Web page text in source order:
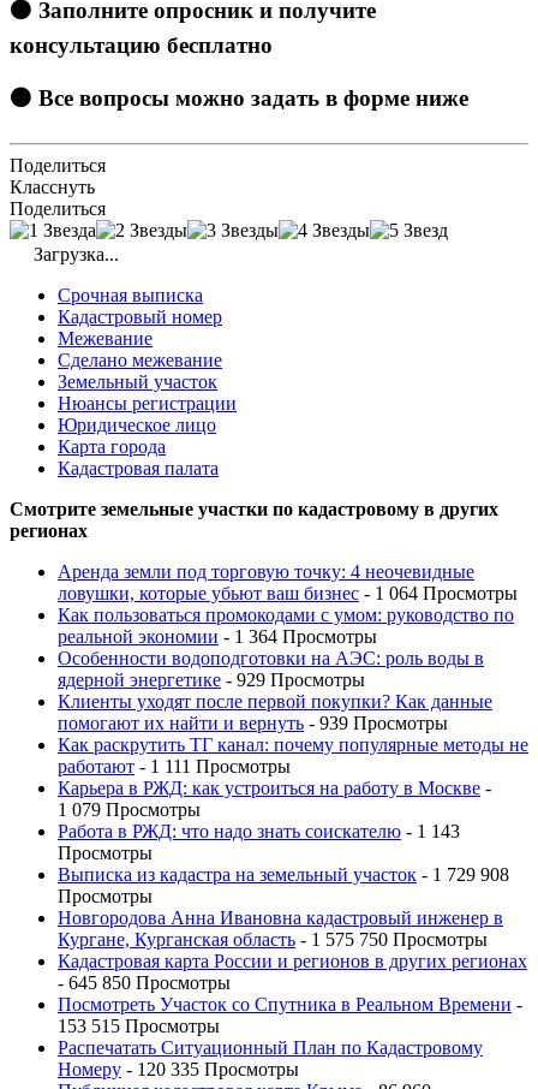
🟠 Заполните опросник и получите
консультацию бесплатно
🟠 Все вопросы можно задать в форме ниже
Поделиться
Класснуть
Поделиться
Загрузка...
Срочная выписка
Кадастровый номер
Межевание
Сделано межевание
Земельный участок
Нюансы регистрации
Юридическое лицо
Карта города
Кадастровая палата
Смотрите земельные участки по кадастровому в других
регионах
Аренда земли под торговую точку: 4 неочевидные
ловушки, которые убьют ваш бизнес - 1 064 Просмотры
Как пользоваться промокодами с умом: руководство по
реальной экономии - 1 364 Просмотры
Особенности водоподготовки на АЭС: роль воды в
ядерной энергетике - 929 Просмотры
Клиенты уходят после первой покупки? Как данные
помогают их найти и вернуть - 939 Просмотры
Как раскрутить ТГ канал: почему популярные методы не
работают - 1 111 Просмотры
Карьера в РЖД: как устроиться на работу в Москве -
1 079 Просмотры
Работа в РЖД: что надо знать соискателю - 1 143
Просмотры
Выписка из кадастра на земельный участок - 1 729 908
Просмотры
Новгородова Анна Ивановна кадастровый инженер в
Кургане, Курганская область - 1 575 750 Просмотры
Кадастровая карта России и регионов в других регионах
- 645 850 Просмотры
Посмотреть Участок со Спутника в Реальном Времени -
153 515 Просмотры
Распечатать Ситуационный План по Кадастровому
Номеру - 120 335 Просмотры